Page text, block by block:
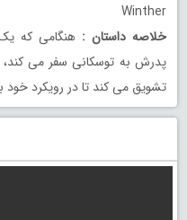
Winther
خلاصه داستان : هنگامی که
پدرش به توسکانی سفر می
تشویق می کند تا در رویکرد